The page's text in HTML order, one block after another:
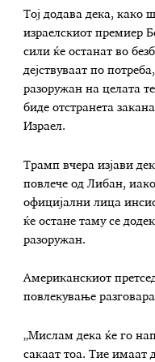
Тој додава дека, како
израелскиот премиер
сили ќе останат во
дејствуваат по
разоружан на целата
биде отстранета
Израел.
Трамп вчера изјави
повлече од Либан,
официјални лица
ќе остане таму се
разоружан.
Американскиот
повлекување
„Мислам дека ќе го
сакаат тоа. Тие имаат